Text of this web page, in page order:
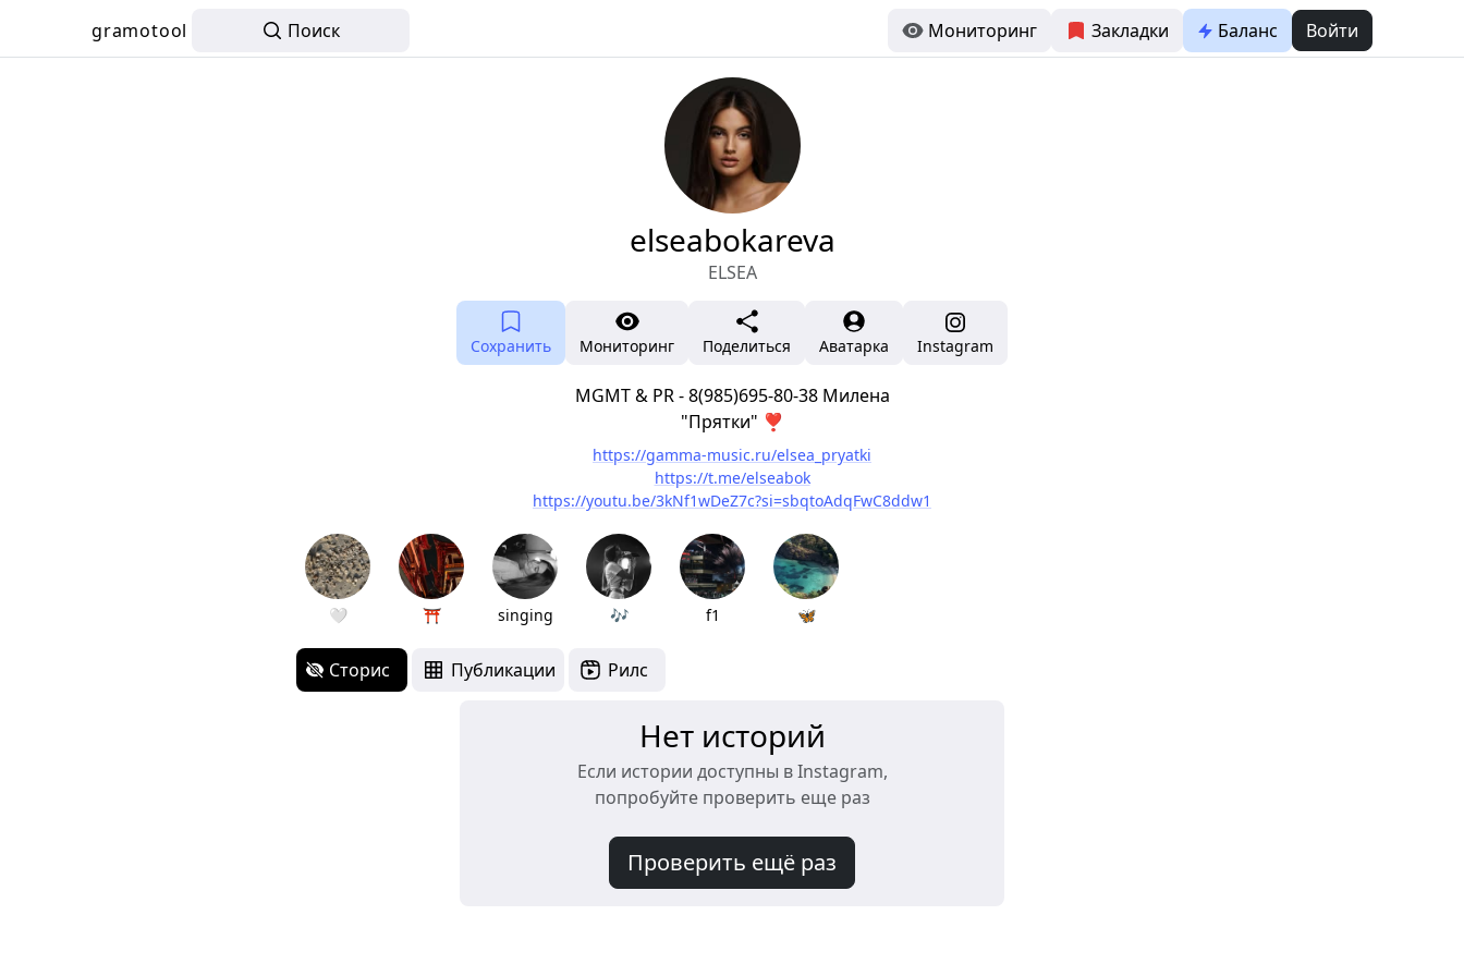
gramotool Поиск Мониторинг Закладки Баланс Войти
elseabokareva
ELSEA
Сохранить Мониторинг Поделиться Аватарка Instagram
MGMT & PR - 8(985)695-80-38 Милена
"Прятки" ❣️
https://gamma-music.ru/elsea_pryatki
https://t.me/elseabok
https://youtu.be/3kNf1wDeZ7c?si=sbqtoAdqFwC8ddw1
🤍 ⛩️ singing 🎶 f1 🦋
Сторис Публикации Рилс
Нет историй
Если истории доступны в Instagram,
попробуйте проверить еще раз
Проверить ещё раз